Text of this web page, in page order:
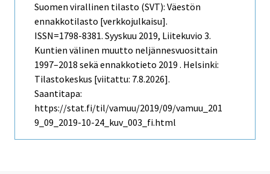
Suomen virallinen tilasto (SVT): Väestön
ennakkotilasto [verkkojulkaisu].
ISSN=1798-8381. Syyskuu 2019, Liitekuvio 3.
Kuntien välinen muutto neljännesvuosittain
1997–2018 sekä ennakkotieto 2019 . Helsinki:
Tilastokeskus [viitattu: 7.8.2026].
Saantitapa:
https://stat.fi/til/vamuu/2019/09/vamuu_201
9_09_2019-10-24_kuv_003_fi.html